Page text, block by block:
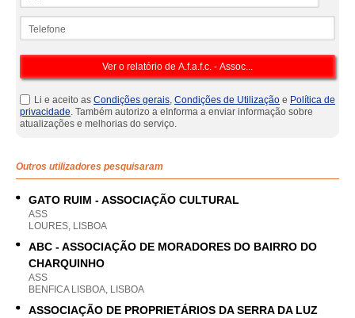
Li e aceito as Condições gerais, Condições de Utilização e Política de
privacidade. Também autorizo a eInforma a enviar informação sobre
atualizações e melhorias do serviço.
Outros utilizadores pesquisaram
GATO RUIM - ASSOCIAÇÃO CULTURAL
ASS
LOURES, LISBOA
ABC - ASSOCIAÇÃO DE MORADORES DO BAIRRO DO
CHARQUINHO
ASS
BENFICA LISBOA, LISBOA
ASSOCIAÇÃO DE PROPRIETÁRIOS DA SERRA DA LUZ